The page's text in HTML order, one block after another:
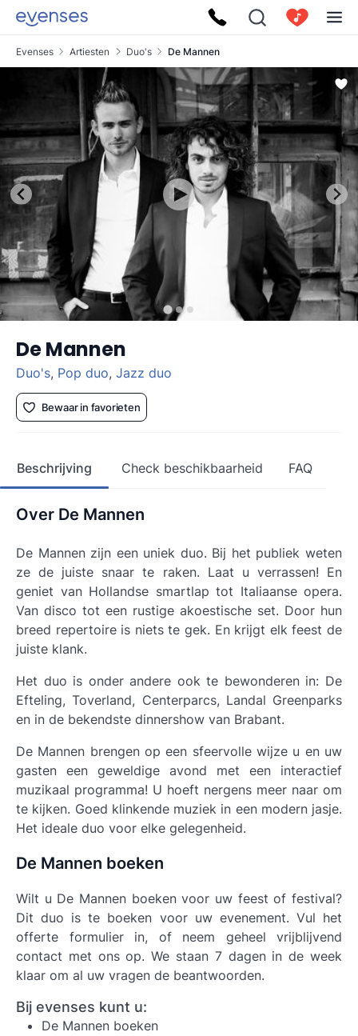
Evenses Artiesten Duo's De Mannen
De Mannen
Duo's, Pop duo, Jazz duo
Bewaar in favorieten
Beschrijving Check beschikbaarheid FAQ
Over De Mannen
De Mannen zijn een uniek duo. Bij het publiek weten
ze de juiste snaar te raken. Laat u verrassen! En
geniet van Hollandse smartlap tot Italiaanse opera.
Van disco tot een rustige akoestische set. Door hun
breed repertoire is niets te gek. En krijgt elk feest de
juiste klank.
Het duo is onder andere ook te bewonderen in: De
Efteling, Toverland, Centerparcs, Landal Greenparks
en in de bekendste dinnershow van Brabant.
De Mannen brengen op een sfeervolle wijze u en uw
gasten een geweldige avond met een interactief
muzikaal programma! U hoeft nergens meer naar om
te kijken. Goed klinkende muziek in een modern jasje.
Het ideale duo voor elke gelegenheid.
De Mannen boeken
Wilt u De Mannen boeken voor uw feest of festival?
Dit duo is te boeken voor uw evenement. Vul het
offerte formulier in, of neem geheel vrijblijvend
contact met ons op. We staan 7 dagen in de week
klaar om al uw vragen de beantwoorden.
Bij evenses kunt u:
De Mannen boeken